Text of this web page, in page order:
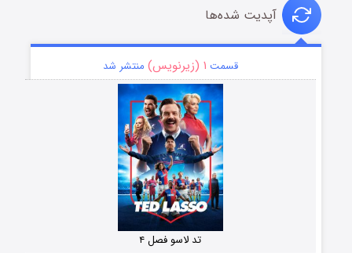
آپدیت شده‌ها
قسمت ۱ (زیرنویس) منتشر شد
تد لاسو فصل ۴